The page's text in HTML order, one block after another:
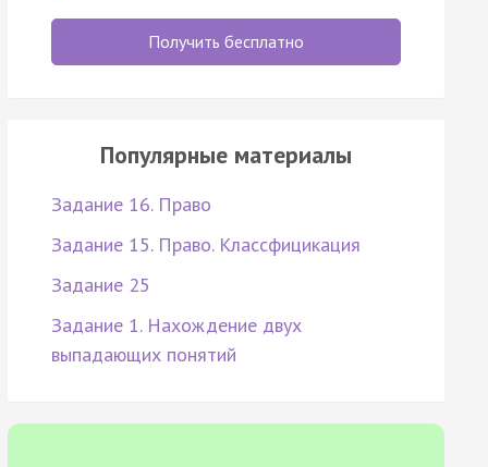
Получить бесплатно
Популярные материалы
Задание 16. Право
Задание 15. Право. Классфицикация
Задание 25
Задание 1. Нахождение двух
выпадающих понятий